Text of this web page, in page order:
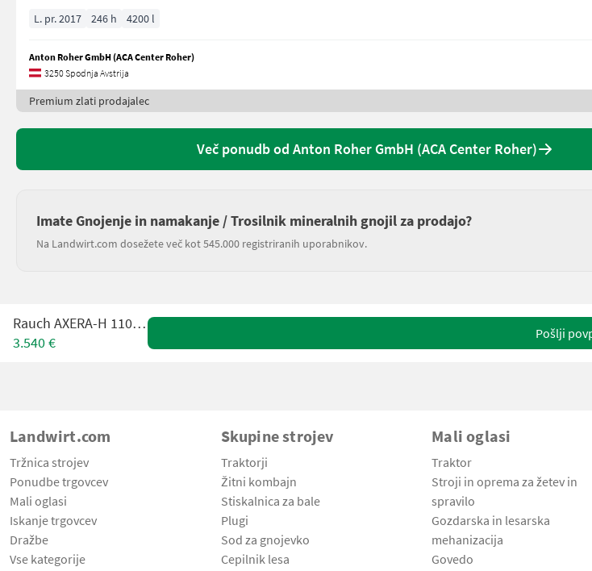
L. pr. 2017 246 h 4200 l
Anton Roher GmbH (ACA Center Roher)
3250 Spodnja Avstrija
Premium zlati prodajalec
Več ponudb od Anton Roher GmbH (ACA Center Roher)
Imate Gnojenje in namakanje / Trosilnik mineralnih gnojil za prodajo?
Na Landwirt.com dosežete več kot 545.000 registriranih uporabnikov.
Rauch AXERA-H 1102 EMC
3.540 €
Pošlji
Landwirt.com
Tržnica strojev
Ponudbe trgovcev
Mali oglasi
Iskanje trgovcev
Dražbe
Vse kategorije
Skupine strojev
Traktorji
Žitni kombajn
Stiskalnica za bale
Plugi
Sod za gnojevko
Cepilnik lesa
Mali oglasi
Traktor
Stroji in oprema za žetev in
spravilo
Gozdarska in lesarska
mehanizacija
Govedo